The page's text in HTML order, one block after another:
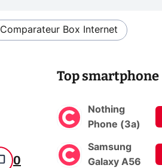
Comparateur Box Internet
0
Top smartphone
Nothing
Phone (3a)
Samsung
Galaxy A56